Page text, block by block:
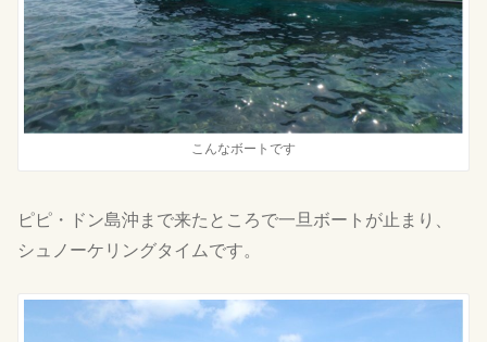
こんなボートです
ピピ・ドン島沖まで来たところで一旦ボートが止まり、
シュノーケリングタイムです。